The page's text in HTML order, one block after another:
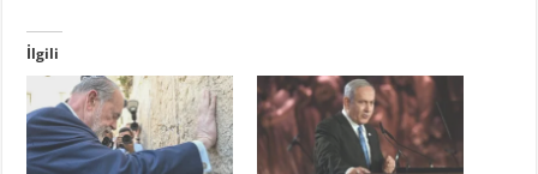
İlgili